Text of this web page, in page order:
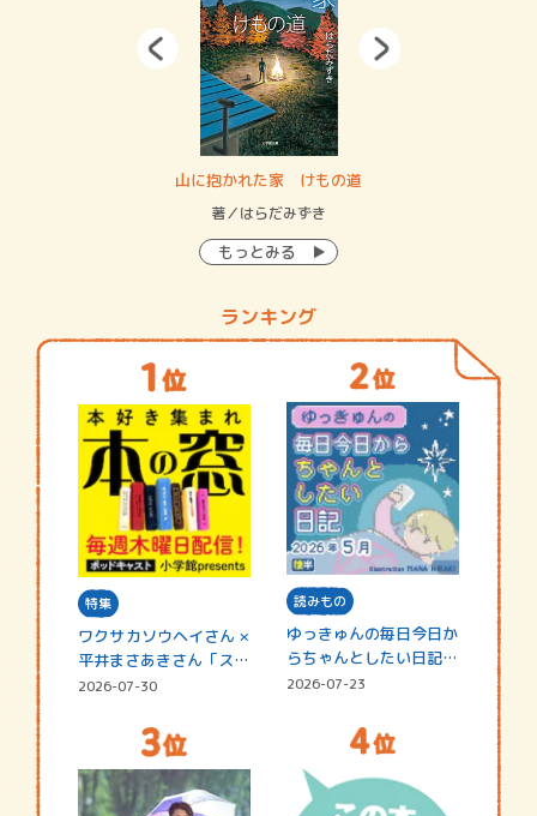
山に抱かれた家 けもの道
著／はらだみずき
もっとみる
ランキング
特集
ワクサカソウヘイさん ×
平井まさあきさん「スペ
シャ…
2026-07-30
読みもの
ゆっきゅんの毎日今日か
らちゃんとしたい日記
☆202…
2026-07-23